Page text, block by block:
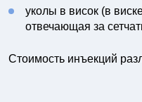
уколы в висок (в
отвечающая за
Стоимость инъекций